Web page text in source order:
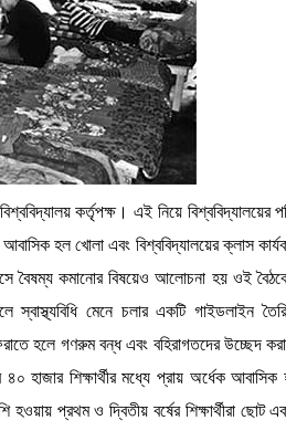
কর্তৃপক্ষ। এই নিয়ে বিশ্ববিদ্যালয়ের
হল খোলা এবং বিশ্ববিদ্যালয়ের ক্লাস
বৈষম্য কমানোর বিষয়েও আলোচনা হয় ওই
মেনে চলার একটি গাইডলাইন
হলে গণরুম বন্ধ এবং বহিরাগতদের উচ্ছেদ
হাজার শিক্ষার্থীর মধ্যে প্রায় অর্ধেক
প্রথম ও দ্বিতীয় বর্ষের শিক্ষার্থীরা ছোট